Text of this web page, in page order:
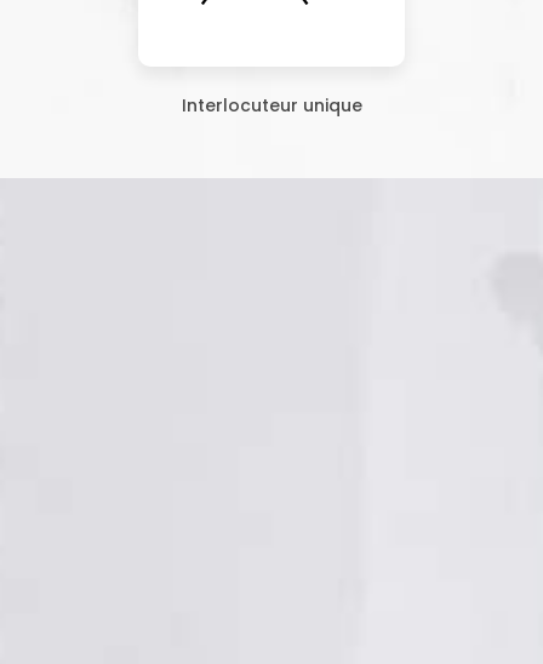
Interlocuteur unique